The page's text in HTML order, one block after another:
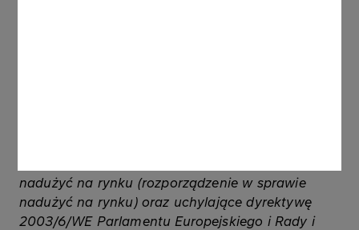
nadużyć na rynku (rozporządzenie w sprawie
nadużyć na rynku) oraz uchylające dyrektywę
2003/6/WE Parlamentu Europejskiego i Rady i